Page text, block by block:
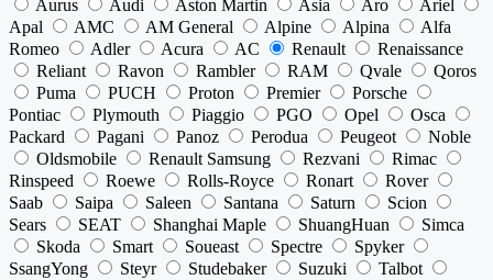
Aurus
Audi Aston Martin Asia Aro
Ariel
Apal
AMC AM General Alpine Alpina
Alfa
Romeo
Adler Acura AC Renault
Renaissance
Reliant
Ravon Rambler RAM Qvale
Qoros
Puma
PUCH Proton Premier
Porsche
Pontiac
Plymouth Piaggio PGO Opel
Osca
Packard
Pagani Panoz Perodua Peugeot
Noble
Oldsmobile
Renault Samsung Rezvani
Rimac
Rinspeed
Roewe Rolls-Royce Ronart
Rover
Saab
Saipa Saleen Santana Saturn
Scion
Sears
SEAT Shanghai Maple ShuangHuan
Simca
Skoda
Smart Soueast Spectre
Spyker
SsangYong
Steyr Studebaker Suzuki
Talbot